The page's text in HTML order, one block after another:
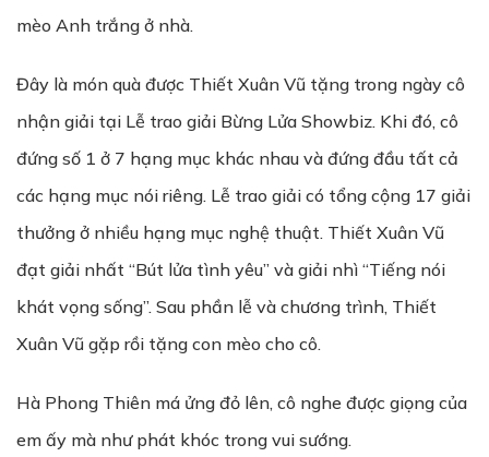
mèo Anh trắng ở nhà.
Đây là món quà được Thiết Xuân Vũ tặng trong ngày cô
nhận giải tại Lễ trao giải Bừng Lửa Showbiz. Khi đó, cô
đứng số 1 ở 7 hạng mục khác nhau và đứng đầu tất cả
các hạng mục nói riêng. Lễ trao giải có tổng cộng 17 giải
thưởng ở nhiều hạng mục nghệ thuật. Thiết Xuân Vũ
đạt giải nhất “Bút lửa tình yêu” và giải nhì “Tiếng nói
khát vọng sống”. Sau phần lễ và chương trình, Thiết
Xuân Vũ gặp rồi tặng con mèo cho cô.
Hà Phong Thiên má ửng đỏ lên, cô nghe được giọng của
em ấy mà như phát khóc trong vui sướng.